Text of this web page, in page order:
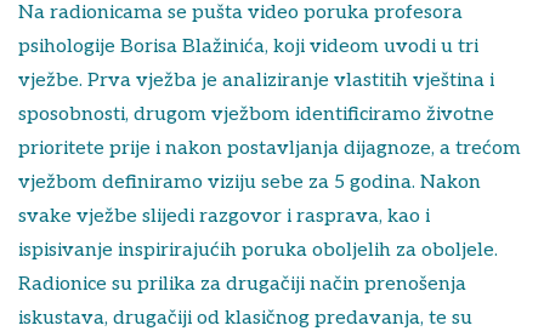
Na radionicama se pušta video poruka profesora
psihologije Borisa Blažinića, koji videom uvodi u tri
vježbe. Prva vježba je analiziranje vlastitih vještina i
sposobnosti, drugom vježbom identificiramo životne
prioritete prije i nakon postavljanja dijagnoze, a trećom
vježbom definiramo viziju sebe za 5 godina. Nakon
svake vježbe slijedi razgovor i rasprava, kao i
ispisivanje inspirirajućih poruka oboljelih za oboljele.
Radionice su prilika za drugačiji način prenošenja
iskustava, drugačiji od klasičnog predavanja, te su